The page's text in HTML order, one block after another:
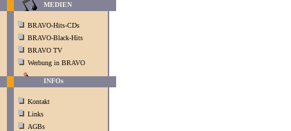
MEDIEN
BRAVO-Hits-CDs
BRAVO-Black-Hits
BRAVO TV
Werbung in BRAVO
INFOs
Kontakt
Links
AGBs